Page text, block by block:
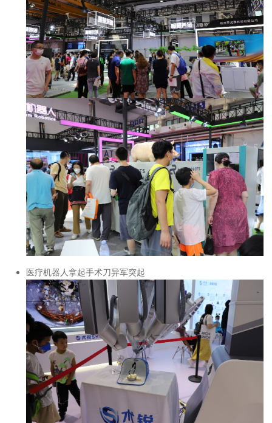
医疗机器人拿起手术刀异军突起